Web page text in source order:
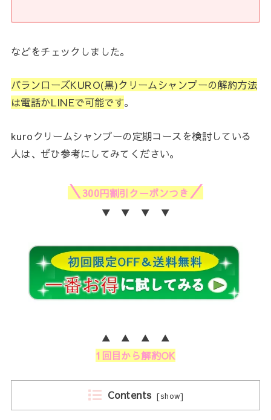
などをチェックしました。
バランローズKURO(黒)クリームシャンプーの解約方法
は電話かLINEで可能です。
kuroクリームシャンプーの定期コースを検討している
人は、ぜひ参考にしてみてください。
＼300円割引クーポンつき／
▼ ▼ ▼ ▼
▲ ▲ ▲ ▲
1回目から解約OK
Contents [show]